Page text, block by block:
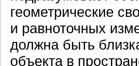
геометрические
и равноточных
должна быть
объекта в